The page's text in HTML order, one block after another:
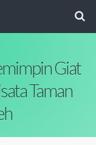
Giat
Taman